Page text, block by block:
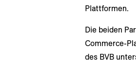
Plattformen.
Die beiden
Commerce-
des BVB